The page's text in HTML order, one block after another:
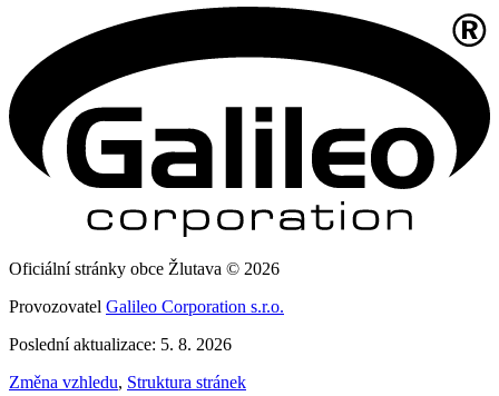
Oficiální stránky obce Žlutava © 2026
Provozovatel Galileo Corporation s.r.o.
Poslední aktualizace: 5. 8. 2026
Změna vzhledu, Struktura stránek